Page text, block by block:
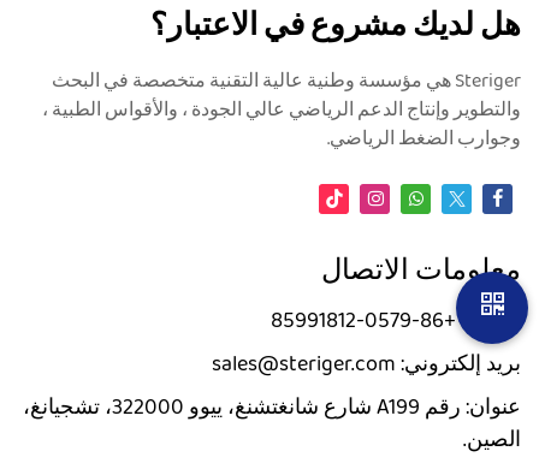
هل لديك مشروع في الاعتبار؟
Steriger هي مؤسسة وطنية عالية التقنية متخصصة في البحث
والتطوير وإنتاج الدعم الرياضي عالي الجودة ، والأقواس الطبية ،
وجوارب الضغط الرياضي.
معلومات الاتصال
الهاتف: +86-0579-85991812
بريد إلكتروني: sales@steriger.com
عنوان: رقم A199 شارع شانغتشنغ، ييوو 322000، تشجيانغ،
الصين.